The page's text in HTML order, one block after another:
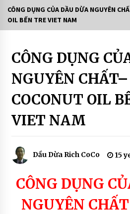
6 years ago
DẦU DỪA NGUYÊN CHẤT – RICH COCO
7 years ago
XÀ PHÒNG SINH
7 years ago
RICH SKIN
SẢN PHẨM THIÊN
7 years ago
CÔNG DỤNG CỦA DẦU DỪA NGUYÊN
OIL BẾN TRE VIET NAM
BÀI
VIẾT
DẨU
DỪA
DÙNG
ĂN
UỐNG
TRỊ
BỆNH
DỪA
DƯỠNG
DA
CÔNG DỤNG
NGUYÊN
COCONUT OIL
VIET NAM
Dầu Dừa Rich CoCo 15
CÔNG DỤNG
NGUYÊN CHẤT